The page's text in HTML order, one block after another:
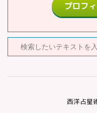
プロフ
西洋占星